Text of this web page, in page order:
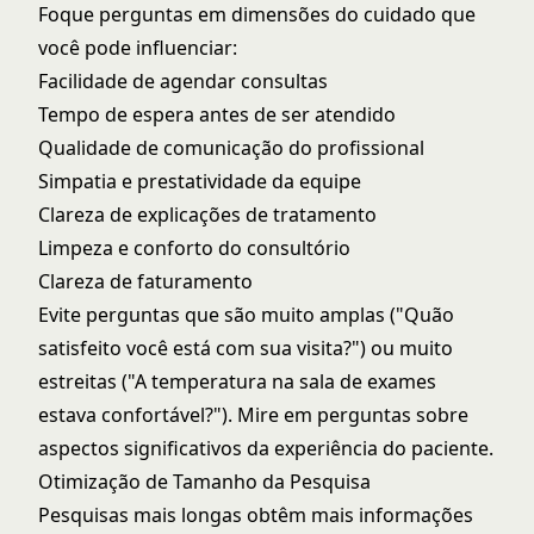
Foque perguntas em dimensões do cuidado que
você pode influenciar:
Facilidade de agendar consultas
Tempo de espera antes de ser atendido
Qualidade de comunicação do profissional
Simpatia e prestatividade da equipe
Clareza de explicações de tratamento
Limpeza e conforto do consultório
Clareza de faturamento
Evite perguntas que são muito amplas ("Quão
satisfeito você está com sua visita?") ou muito
estreitas ("A temperatura na sala de exames
estava confortável?"). Mire em perguntas sobre
aspectos significativos da experiência do paciente.
Otimização de Tamanho da Pesquisa
Pesquisas mais longas obtêm mais informações